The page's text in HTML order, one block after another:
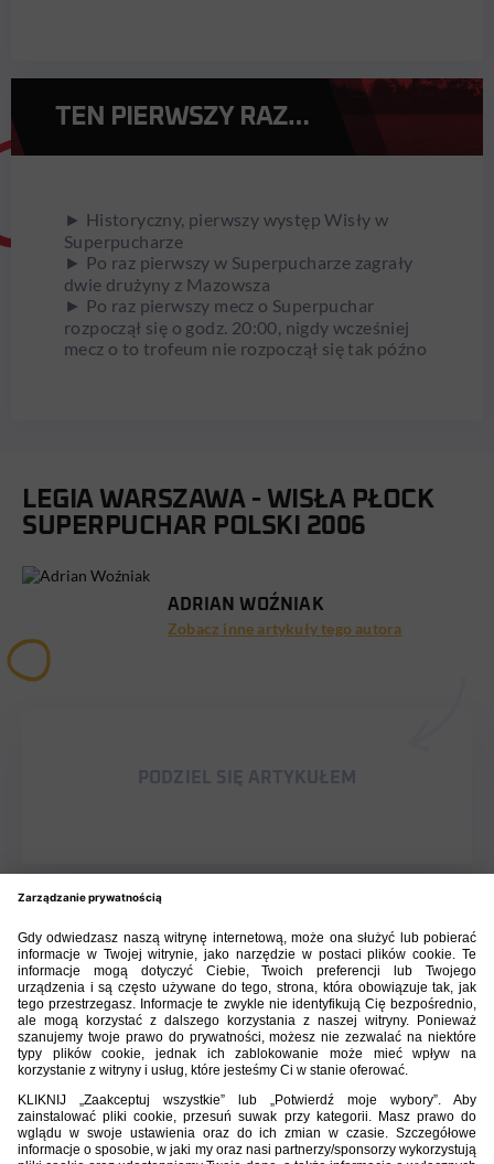
TEN PIERWSZY RAZ…
► Historyczny, pierwszy występ Wisły w
Superpucharze
► Po raz pierwszy w Superpucharze zagrały
dwie drużyny z Mazowsza
► Po raz pierwszy mecz o Superpuchar
rozpoczął się o godz. 20:00, nigdy wcześniej
mecz o to trofeum nie rozpoczął się tak późno
LEGIA WARSZAWA - WISŁA PŁOCK
SUPERPUCHAR POLSKI 2006
ADRIAN WOŹNIAK
Zobacz inne artykuły tego autora
PODZIEL SIĘ ARTYKUŁEM
ŁACZY NAS PIŁKA
ROZGRYWKI
PZPN